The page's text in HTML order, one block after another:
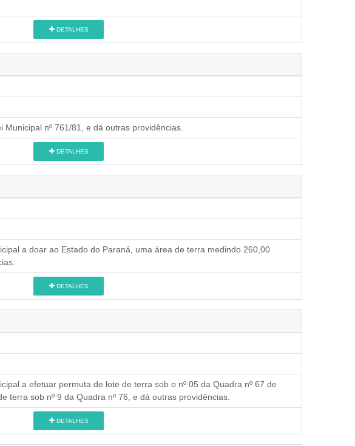
DETALHES
nº 761/81, e dá outras providências.
DETALHES
a doar ao Estado do Paraná, uma área de terra medindo 260,00
DETALHES
a efetuar permuta de lote de terra sob o nº 05 da Quadra nº 67 de
terra sob nº 9 da Quadra nº 76, e dá outras providências.
DETALHES